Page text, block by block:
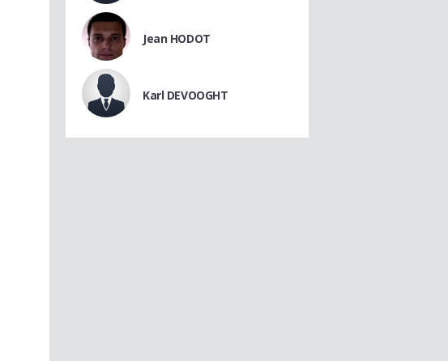
Jean HODOT
Karl DEVOOGHT